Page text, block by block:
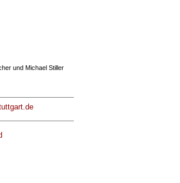
und Michael Stiller